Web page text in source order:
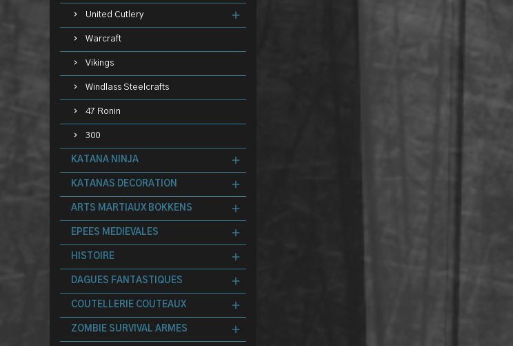
United Cutlery
Warcraft
Vikings
Windlass Steelcrafts
47 Ronin
300
KATANA NINJA
KATANAS DECORATION
ARTS MARTIAUX BOKKENS
EPEES MEDIEVALES
HISTOIRE
DAGUES FANTASTIQUES
COUTELLERIE COUTEAUX
ZOMBIE SURVIVAL ARMES